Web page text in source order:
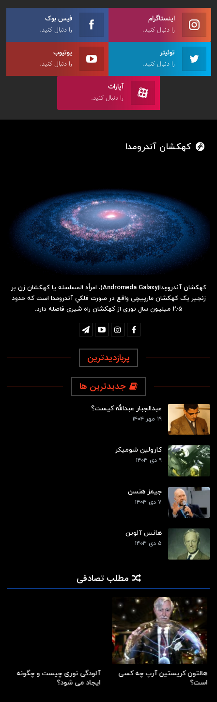
اینستاگرام
را دنبال کنید.
فیس بوک
را دنبال کنید.
توئیتر
را دنبال کنید.
یوتیوب
را دنبال کنید.
آپارات
را دنبال کنید.
کهکشان آندرومدا
کهکشان آندرومِدا(Andromeda Galaxy)، امرأه المسلسله یا کهکشان زنِ بر
زنجیر یک کهکشان مارپیچی واقع در صورت فلکیِ آندرومدا است که حدود
۲٫۵ میلیون سال نوری از کهکشان راه شیری فاصله دارد.
پربازدیدترین
جدیدترین ها
عبدالجبار عبدالله کیست؟
۱۹ مهر ۱۴۰۴
کارولین شومیکر
۹ دی ۱۴۰۳
جیمز هنسن
۷ دی ۱۴۰۳
هانس آلوین
۵ دی ۱۴۰۳
مطلب تصادفی
هالتون کریستین آرپ چه کسی
است؟
آلودگی نوری چیست و چگونه
ایجاد می شود؟